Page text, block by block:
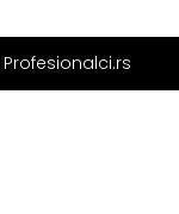
Profesionalci.rs